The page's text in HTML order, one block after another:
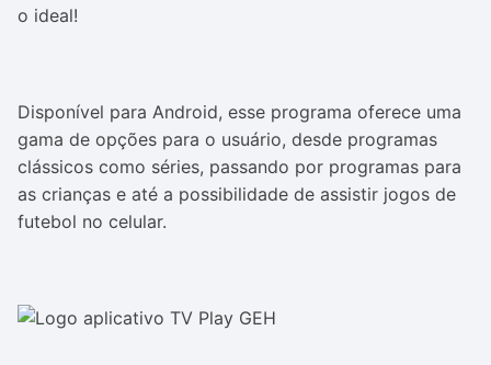
o ideal!
Disponível para Android, esse programa oferece uma
gama de opções para o usuário, desde programas
clássicos como séries, passando por programas para
as crianças e até a possibilidade de assistir jogos de
futebol no celular.